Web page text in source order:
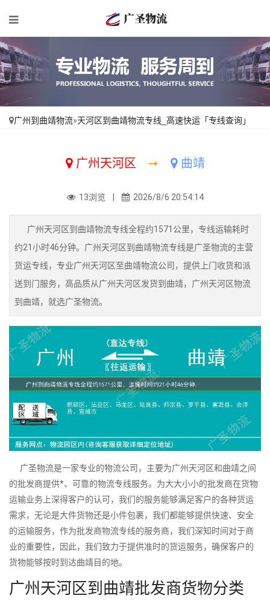
广州到曲靖物流»天河区到曲靖物流专线_高速快运「专线查询」
广州天河区 ➙ 曲靖
13浏览 | 2026/8/6 20:54:14
广州天河区到曲靖物流专线全程约1571公里，专线运输耗时
约21小时46分钟。广州天河区到曲靖物流专线是广圣物流的主营
货运专线，专业广州天河区至曲靖物流公司，提供上门收货和派
送到门服务，高品质从广州天河区发货到曲靖，广州天河区物流
到曲靖，就选广圣物流。
广圣物流是一家专业的物流公司，主要为广州天河区和曲靖之间
的批发商提供*、可靠的物流专线服务。为大大小小的批发商在货物
运输业务上深得客户的认可，我们的服务能够满足客户的各种货运
需求，无论是大件货物还是小件包裹，我们都能够提供快速、安全
的运输服务，作为批发商物流专线的服务商，我们深知时间对于商
业的重要性，因此，我们致力于提供准时的货运服务，确保客户的
货物能够按时到达曲靖目的地。
广州天河区到曲靖批发商货物分类